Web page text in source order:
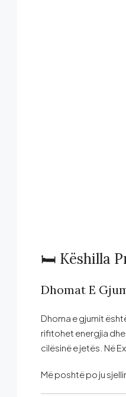
🛏️ Këshilla
Dhomat E
Dhoma e gjumit
rifitohet energjia
cilësinë e jetës. Në
Më poshtë po ju